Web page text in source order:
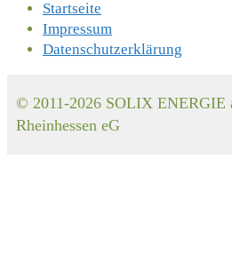
Startseite
Impressum
Datenschutzerklärung
© 2011-2026 SOLIX ENERGIE
Rheinhessen eG